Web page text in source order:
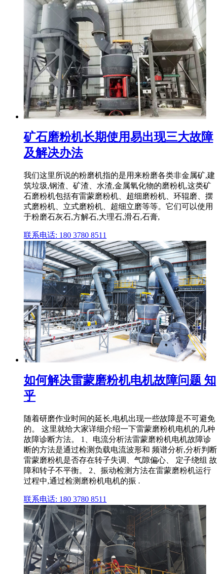
矿石磨粉机长期使用易出现三大故障
及解决办法
我们这里所说的粉磨机指的是用来粉磨各类非金属矿,建
筑垃圾,钢渣、矿渣、水渣,金属氧化物的磨粉机,这类矿
石磨粉机包括有雷蒙磨粉机、超细磨粉机、环辊磨、摆
式磨粉机、立式磨粉机、超细立磨等等。它们可以使用
于粉磨石灰石,方解石,大理石,滑石,石膏,
联系电话: 180 3780 8511
如何解决雷蒙磨粉机电机故障问题 知
乎
随着研磨作业时间的延长,电机出现一些故障是不可避免
的。 这里就给大家详细介绍一下雷蒙磨粉机电机的几种
故障诊断方法。 1、电流分析法雷蒙磨粉机电机故障诊
断的方法是通过检测负载电流波形和 频谱分析,分析判断
雷蒙磨粉机是否存在转子失调、气隙偏心、 定子绕组 故
障和转子不平衡。 2、振动检测方法在雷蒙磨粉机运行
过程中,通过检测磨粉机电机的振 .
联系电话: 180 3780 8511